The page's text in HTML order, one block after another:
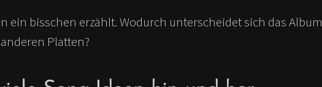
ein bisschen erzählt. Wodurch unterscheidet sich das Album
Platten?